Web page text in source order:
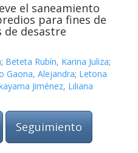
el saneamiento
para fines de
de desastre
; Beteta Rubín, Karina Juliza;
Gaona, Alejandra; Letona
Jiménez, Liliana
Seguimiento